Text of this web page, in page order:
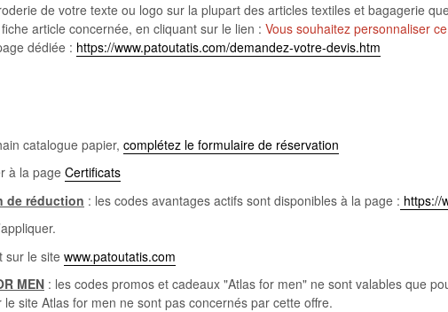
de votre texte ou logo sur la plupart des articles textiles et bagagerie
article concernée, en cliquant sur le lien : Vous souhaitez personnaliser
dédiée : https://www.patoutatis.com/demandez-votre-devis.htm
catalogue papier, complétez le formulaire de réservation
à la page Certificats
de réduction : les codes avantages actifs sont disponibles à la page : https://
sur le site www.patoutatis.com
MEN : les codes promos et cadeaux "Atlas for men" ne sont valables que
site Atlas for men ne sont pas concernés par cette offre.